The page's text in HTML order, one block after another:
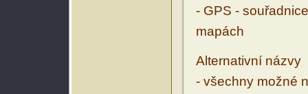
- GPS -
mapách
Alternativní názvy
- všechny možné